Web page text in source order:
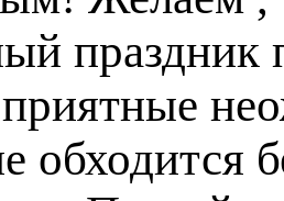
обходится